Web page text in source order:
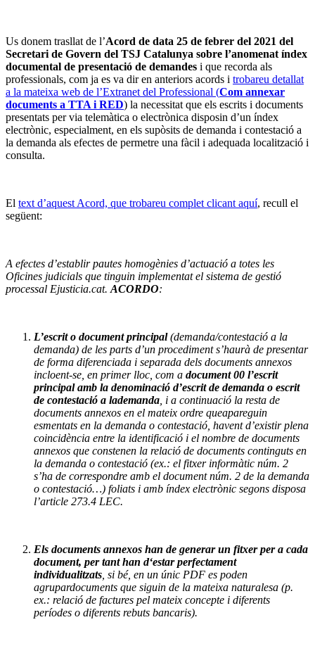
Us donem trasllat de l’Acord de data 25 de febrer del 2021 del
Secretari de Govern del TSJ Catalunya sobre l’anomenat índex
documental de presentació de demandes i que recorda als
professionals, com ja es va dir en anteriors acords i trobareu detallat
a la mateixa web de l’Extranet del Professional (Com annexar
documents a TTA i RED) la necessitat que els escrits i documents
presentats per via telemàtica o electrònica disposin d’un índex
electrònic, especialment, en els supòsits de demanda i contestació a
la demanda als efectes de permetre una fàcil i adequada localització i
consulta.
El text d’aquest Acord, que trobareu complet clicant aquí, recull el
següent:
A efectes d’establir pautes homogènies d’actuació a totes les
Oficines judicials que tinguin implementat el sistema de gestió
processal Ejusticia.cat. ACORDO:
L’escrit o document principal(demanda/contestació a la
demanda) de les parts d’un procediment s’haurà de presentar
de forma diferenciada i separada dels documents annexos
incloent-se, en primer lloc, com a document 00 l’escrit
principal amb la denominació d’escrit de demanda o escrit
de contestació a lademanda , i a continuació la resta de
documents annexos en el mateix ordre queapareguin
esmentats en la demanda o contestació, havent d’existir plena
coincidència entre la identificació i el nombre de documents
annexos que constenen la relació de documents continguts en
la demanda o contestació (ex.: el fitxer informàtic núm. 2
s’ha de correspondre amb el document núm. 2 de la demanda
o contestació…) foliats i amb índex electrònic segons disposa
l’article 273.4 LEC.
Els documents annexos han de generar un fitxer per a cada
document, per tanthan d‘estar perfectament
individualitzats , si bé, en un únic PDF es poden
agrupardocuments que siguin de la mateixa naturalesa (p.
ex.: relació de factures pel mateix concepte i diferents
períodes o diferents rebuts bancaris).